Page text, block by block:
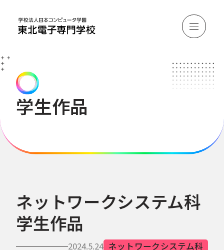
学生作品
ネットワークシステム科
学生作品
2024.5.24 ネットワークシステム科